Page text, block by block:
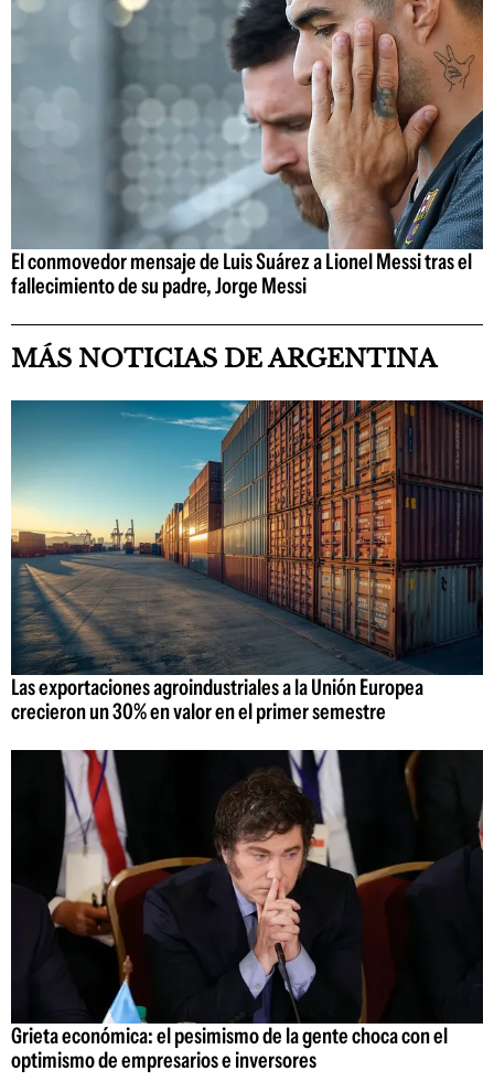
El conmovedor mensaje de Luis Suárez a Lionel Messi tras el
fallecimiento de su padre, Jorge Messi
MÁS NOTICIAS DE ARGENTINA
Las exportaciones agroindustriales a la Unión Europea
crecieron un 30% en valor en el primer semestre
Grieta económica: el pesimismo de la gente choca con el
optimismo de empresarios e inversores